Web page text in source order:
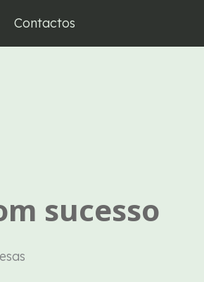
Contactos
sucesso